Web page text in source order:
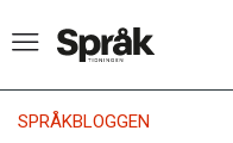
SPRÅKBLOGGEN